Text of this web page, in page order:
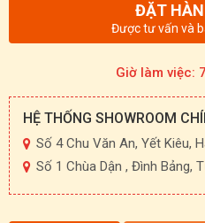
ĐẶT
Được tư vấn và
Giờ làm việc:
HỆ THỐNG SHOWROOM
Số 4 Chu Văn An, Yết Kiêu,
Số 1 Chùa Dận , Đình Bảng,